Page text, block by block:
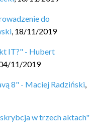
do
, 18/11/2019
IT?" - Hubert
11/2019
8" - Maciej Radziński,
w trzech aktach"